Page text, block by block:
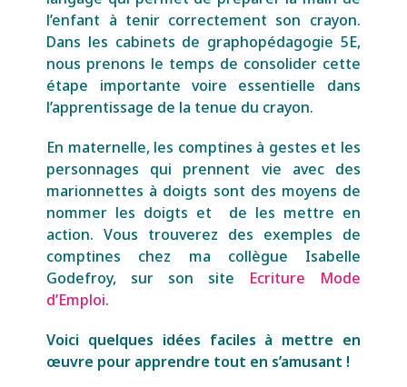
l’enfant à tenir correctement son crayon.
Dans les cabinets de graphopédagogie 5E,
nous prenons le temps de consolider cette
étape importante voire essentielle dans
l’apprentissage de la tenue du crayon.
En maternelle, les comptines à gestes et les
personnages qui prennent vie avec des
marionnettes à doigts sont des moyens de
nommer les doigts et de les mettre en
action.Vous trouverez des exemples de
comptines chez ma collègue Isabelle
Godefroy, sur son site Ecriture Mode
d’Emploi.
Voici quelques idées faciles à mettre en
œuvre pour apprendre tout en s’amusant !